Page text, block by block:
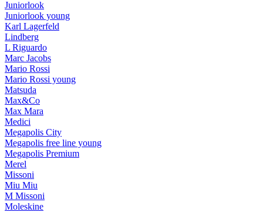
Juniorlook
Juniorlook young
Karl Lagerfeld
Lindberg
L Riguardo
Marc Jacobs
Mario Rossi
Mario Rossi young
Matsuda
Max&Co
Max Mara
Medici
Megapolis City
Megapolis free line young
Megapolis Premium
Merel
Missoni
Miu Miu
M Missoni
Moleskine